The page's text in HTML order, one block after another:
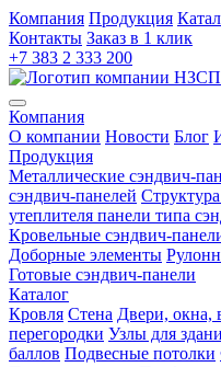
Компания Продукция
Контакты Заказ в 1 клик
+7 383 2 333 200
Компания
О компании Новости Блог
Продукция
Металлические сэндвич-
сэндвич-панелей
утеплителя панели типа
Кровельные сэндвич-
Доборные элементы
Готовые сэндвич-панели
Каталог
Кровля Cтена Двери, окна,
перегородки Узлы для
баллов Подвесные потолки